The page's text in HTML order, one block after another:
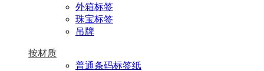
外箱标签
珠宝标签
吊牌
按材质
普通条码标签纸